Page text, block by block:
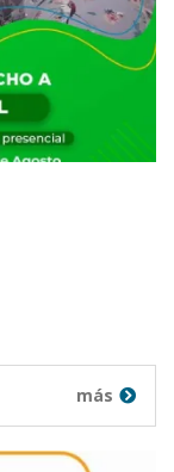
más